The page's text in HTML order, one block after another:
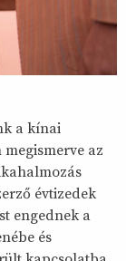
a kínai
az
évtizedek
engednek a
és